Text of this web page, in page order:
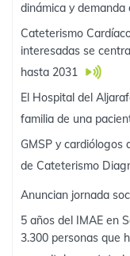
dinámica y
Cateterismo
interesadas se
hasta 2031
El Hospital del
familia de una
GMSP y cardiólogos
de Cateterismo
Anuncian jornada
5 años del IMAE en
3.300 personas que